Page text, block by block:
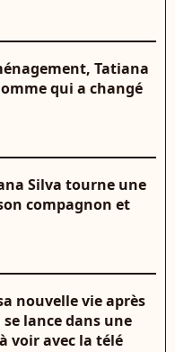
Tatiana
qui a changé
Silva tourne une
compagnon et
nouvelle vie après
lance dans une
voir avec la télé